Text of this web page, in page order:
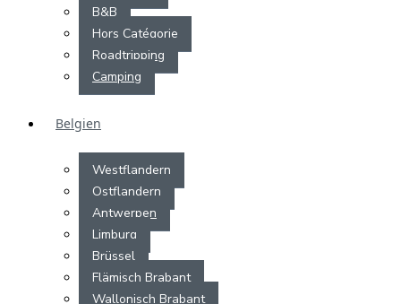
B&B
Hors Catégorie
Roadtripping
Camping
Belgien
Westflandern
Ostflandern
Antwerpen
Limburg
Brüssel
Flämisch Brabant
Wallonisch Brabant